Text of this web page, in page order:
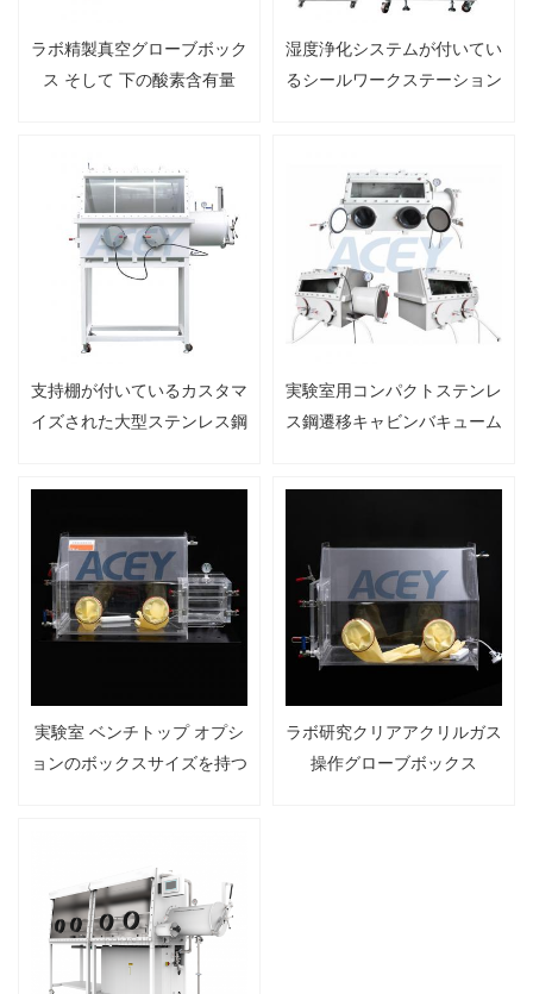
ラボ精製真空グローブボック
ス そして 下の酸素含有量
湿度浄化システムが付いてい
るシールワークステーション
支持棚が付いているカスタマ
イズされた大型ステンレス鋼
実験室用コンパクトステンレ
ス鋼遷移キャビンバキューム
実験室 ベンチトップ オプシ
ョンのボックスサイズを持つ
ラボ研究クリアアクリルガス
操作グローブボックス